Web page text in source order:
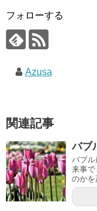
フォローする
Azusa
関連記事
バブ
バブル
来事で
のかを